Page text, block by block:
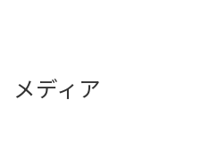
メディア